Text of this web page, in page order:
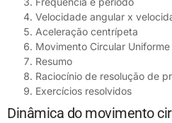
Velocidade angular x
Aceleração centrípeta
Movimento Circular Uniforme
Resumo
Raciocínio de resolução de
Exercícios resolvidos
Dinâmica do movimento